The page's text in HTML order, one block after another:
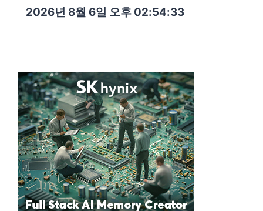
2026년 8월 6일 오후 02:54:34